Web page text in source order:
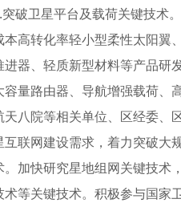
破卫星平台及载荷关键技术
高转化率轻小型柔性太阳
器、轻质新型材料等产品
量路由器、导航增强载荷
八院等相关单位、区经委
联网建设需求，着力突破
加快研究星地组网关键技
等关键技术。积极参与国家